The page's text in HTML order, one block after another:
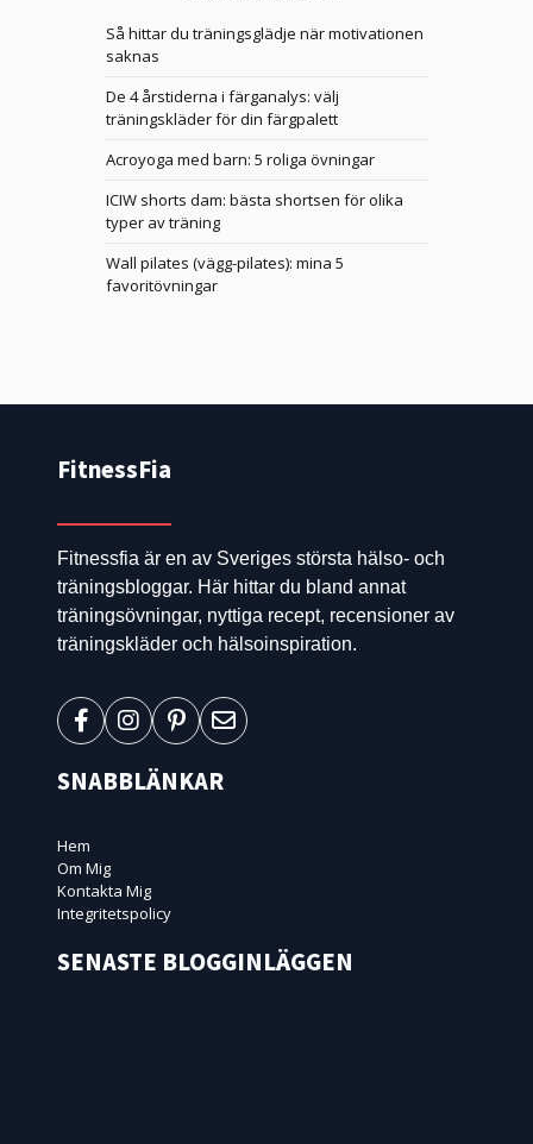
Så hittar du träningsglädje när motivationen
saknas
De 4 årstiderna i färganalys: välj
träningskläder för din färgpalett
Acroyoga med barn: 5 roliga övningar
ICIW shorts dam: bästa shortsen för olika
typer av träning
Wall pilates (vägg-pilates): mina 5
favoritövningar
FitnessFia
Fitnessfia är en av Sveriges största hälso- och
träningsbloggar. Här hittar du bland annat
träningsövningar, nyttiga recept, recensioner av
träningskläder och hälsoinspiration.
SNABBLÄNKAR
Hem
Om Mig
Kontakta Mig
Integritetspolicy
SENASTE BLOGGINLÄGGEN